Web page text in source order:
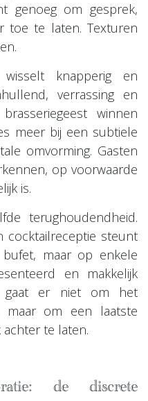
genoeg om gesprek,
toe te laten. Texturen
wisselt knapperig en
verrassing en
winnen
meer bij een subtiele
omvorming. Gasten
op voorwaarde
is.
terughoudendheid.
cocktailreceptie steunt
maar op enkele
en makkelijk
gaat er niet om het
maar om een laatste
te laten.
de discrete